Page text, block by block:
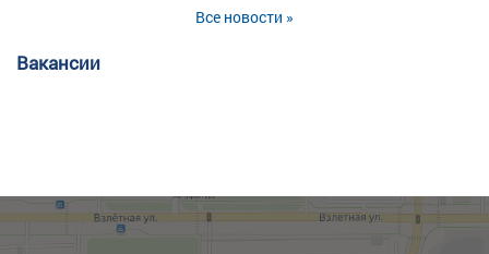
Все новости »
Вакансии